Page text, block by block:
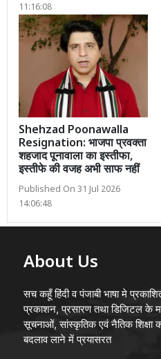
11:16:08
Shehzad Poonawalla
Resignation: भाजपा प्रवक्ता
शहजाद पूनावाला का इस्तीफा,
इस्तीफे की वजह अभी साफ नहीं
Published On 31 Jul 2026
14:06:48
About Us
सच कहूँ हिंदी व पंजाबी भाषा मे
प्रकाशन, प्रसारण तथा डिजिटल के
सूचनाओं, सांस्कृतिक एवं नैतिक शिक्षा
बदलाव लाने में प्रयासरत